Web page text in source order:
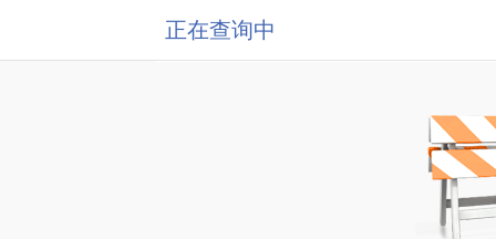
正在查询中